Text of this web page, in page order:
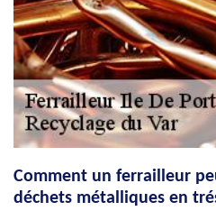
Comment un ferrailleur
déchets métalliques en